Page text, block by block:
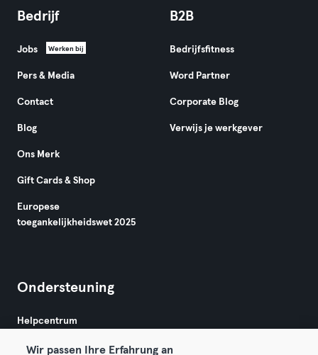
Bedrijf
Jobs Werken bij
Pers & Media
Contact
Blog
Ons Merk
Gift Cards & Shop
Europese
toegankelijkheidswet 2025
B2B
Bedrijfsfitness
Word Partner
Corporate Blog
Verwijs je werkgever
Ondersteuning
Helpcentrum
Wir passen Ihre Erfahrung an